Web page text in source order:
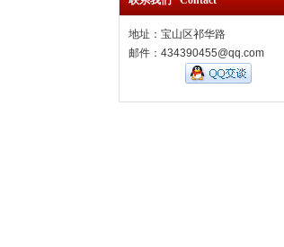
地址：宝山区祁华路
邮件：434390455@qq.com